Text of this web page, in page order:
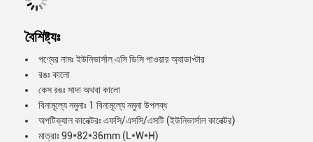
বৈশিষ্ট্যঃ
পণ্যের নামঃ ইউনিভার্সাল এসি ডিসি পাওয়ার অ্যাডাপ্টার
রঙঃ কালো
কেস রঙঃ সাদা অথবা কালো
বিনামূল্যে নমুনাঃ 1 বিনামূল্যে নমুনা উপলব্ধ
অপটিক্যাল কানেক্টরঃ এফসি/এসসি/এসটি (ইউনিভার্সাল কানেক্টর)
মাত্রাঃ 99*82*36mm (L*W*H)